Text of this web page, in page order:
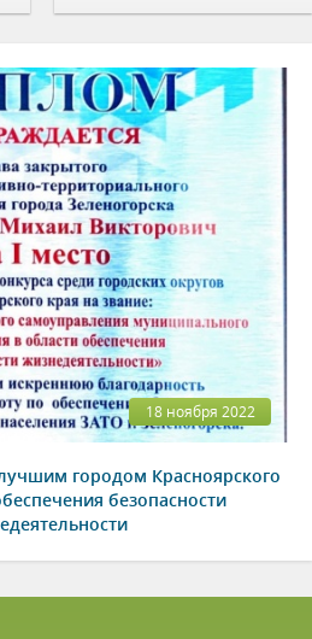
18 ноября 2022
городом Красноярского
безопасности